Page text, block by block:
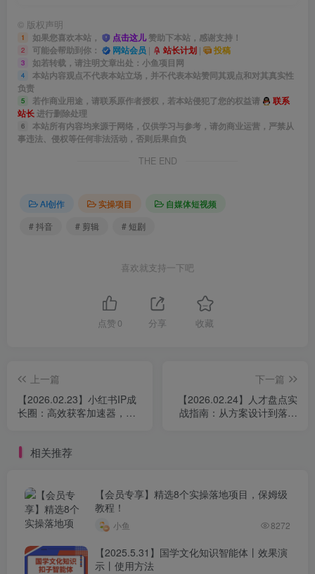
© 版权声明
1 如果您喜欢本站， 点击这儿赞助下本站，感谢支持！
2 可能会帮助到你： 网站会员 | 站长计划 | 投稿
3 如若转载，请注明文章出处：小鱼项目网
4
本站内容观点不代表本站立场，并不代表本站赞同其观点和对其真实性
负责
5 若作商业用途，请联系原作者授权，若本站侵犯了您的权益请
联系
站长进行删除处理
6
本站所有内容均来源于网络，仅供学习与参考，请勿商业运营，严禁从
事违法、侵权等任何非法活动，否则后果自负
THE END
AI创作 实操项目
自媒体短视频
# 抖音
# 剪辑 # 短剧
喜欢就支持一下吧
点赞 0 分享 收藏
上一篇
【2026.02.23】小红书IP成
长圈：高效获客加速器，双
下一篇
【2026.02.24】人才盘点实
战指南：从方案设计到落地
相关推荐
【会员专享】精选8个实操落地项目，保姆级
教程！
小鱼 8272
【2025.5.31】国学文化知识智能体丨效果演
示丨使用方法